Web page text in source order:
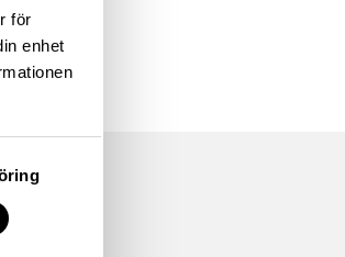
för
enhet